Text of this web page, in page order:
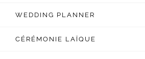
WEDDING PLANNER
CÉRÉMONIE LAÏQUE